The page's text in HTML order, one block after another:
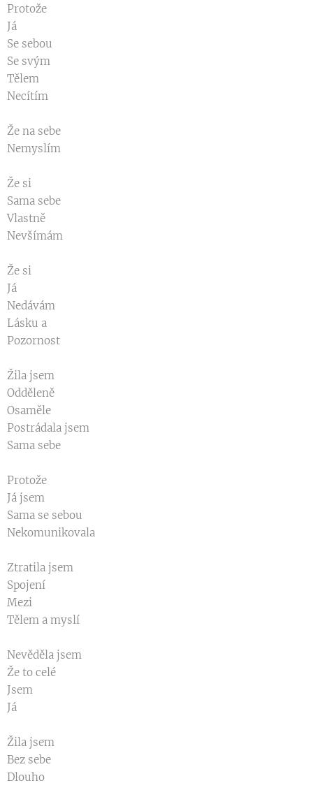
Protože
Já
Se sebou
Se svým
Tělem
Necítím
Že na sebe
Nemyslím
Že si
Sama sebe
Vlastně
Nevšímám
Že si
Já
Nedávám
Lásku a
Pozornost
Žila jsem
Odděleně
Osaměle
Postrádala jsem
Sama sebe
Protože
Já jsem
Sama se sebou
Nekomunikovala
Ztratila jsem
Spojení
Mezi
Tělem a myslí
Nevěděla jsem
Že to celé
Jsem
Já
Žila jsem
Bez sebe
Dlouho